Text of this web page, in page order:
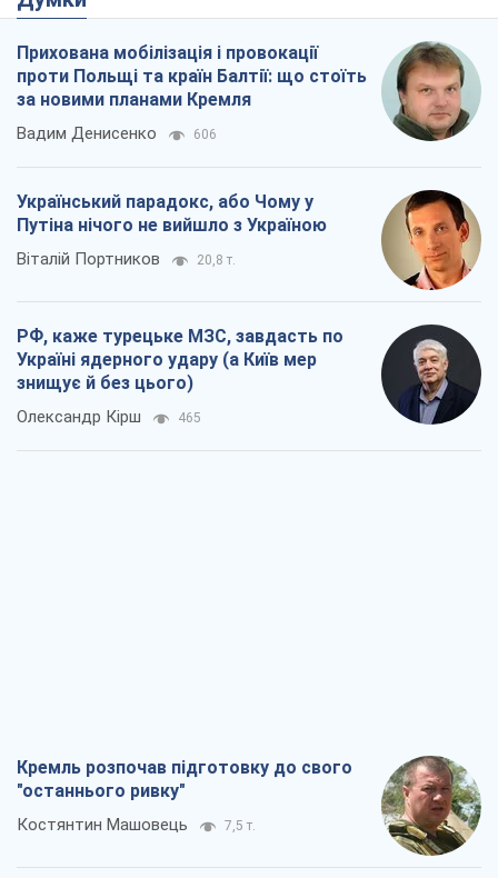
Прихована мобілізація і провокації
проти Польщі та країн Балтії: що стоїть
за новими планами Кремля
Вадим Денисенко 606
Український парадокс, або Чому у
Путіна нічого не вийшло з Україною
Віталій Портников 20,8 т.
РФ, каже турецьке МЗС, завдасть по
Україні ядерного удару (а Київ мер
знищує й без цього)
Олександр Кірш 465
Кремль розпочав підготовку до свого
"останнього ривку"
Костянтин Машовець 7,5 т.